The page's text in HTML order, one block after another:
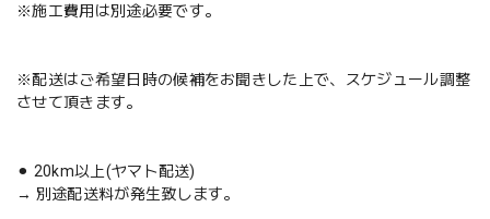
※施工費用は別途必要です。
※配送はご希望日時の候補をお聞きした上で、スケジュール調整
させて頂きます。
⚫︎ 20km以上(ヤマト配送)
→ 別途配送料が発生致します。